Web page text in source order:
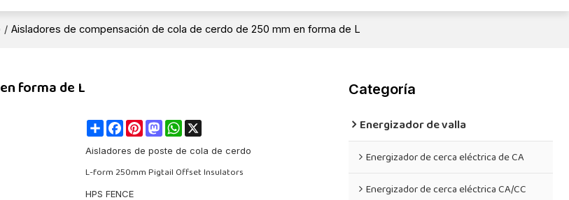
/ Aisladores de compensación de cola de cerdo de 250 mm en forma de L
forma de L
ShareFacebookPinterestMastodon
WhatsApp
Aisladores de poste de cola de cerdo
L-form 250mm Pigtail Offset Insulators
HPS FENCE
Categoría
Energizador de valla
Energizador de cerca eléctrica de CA
Energizador de cerca eléctrica CA/CC